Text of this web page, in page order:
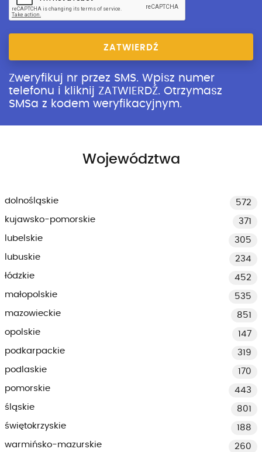
ZATWIERDŹ
Zweryfikuj nr przez SMS. Wpisz numer
telefonu i kliknij ZATWIERDŹ. Otrzymasz
SMSa z kodem weryfikacyjnym.
Województwa
dolnośląskie
572
kujawsko-pomorskie
371
lubelskie
305
lubuskie
234
łódzkie
452
małopolskie
535
mazowieckie
851
opolskie
147
podkarpackie
319
podlaskie
170
pomorskie
443
śląskie
801
świętokrzyskie
188
warmińsko-mazurskie
260